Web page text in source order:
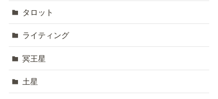
タロット
ライティング
冥王星
土星